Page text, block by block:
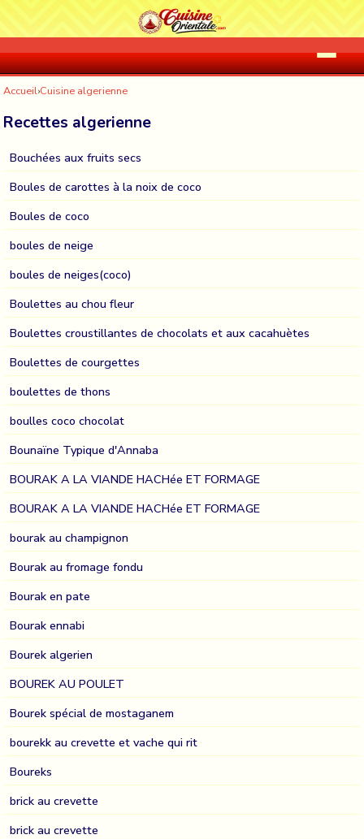
Accueil›Cuisine algerienne
Recettes algerienne
Bouchées aux fruits secs
Boules de carottes à la noix de coco
Boules de coco
boules de neige
boules de neiges(coco)
Boulettes au chou fleur
Boulettes croustillantes de chocolats et aux cacahuètes
Boulettes de courgettes
boulettes de thons
boulles coco chocolat
Bounaïne Typique d'Annaba
BOURAK A LA VIANDE HACHée ET FORMAGE
BOURAK A LA VIANDE HACHée ET FORMAGE
bourak au champignon
Bourak au fromage fondu
Bourak en pate
Bourak ennabi
Bourek algerien
BOUREK AU POULET
Bourek spécial de mostaganem
bourekk au crevette et vache qui rit
Boureks
brick au crevette
brick au crevette